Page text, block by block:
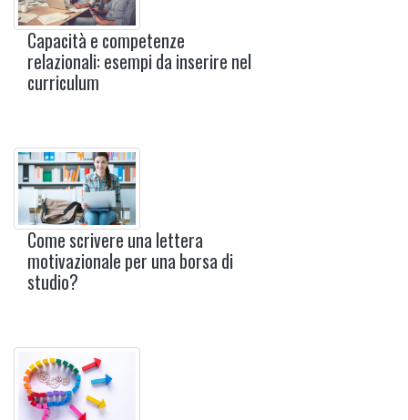
Capacità e competenze
relazionali: esempi da inserire nel
curriculum
Come scrivere una lettera
motivazionale per una borsa di
studio?